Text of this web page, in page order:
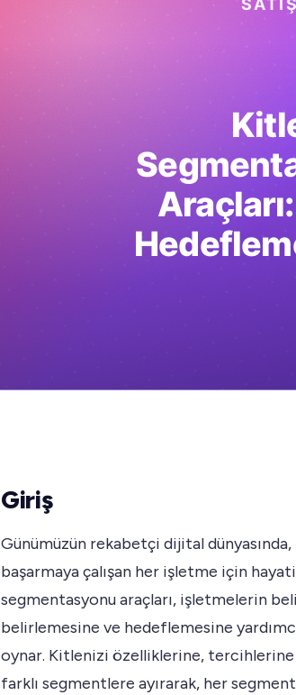
Giriş
Günümüzün rekabetçi dijital
başarmaya çalışan her işletme için
segmentasyonu araçları, işletmelerin
belirlemesine ve hedeflemesine
oynar. Kitlenizi özelliklerine, tercihlerine
farklı segmentlere ayırarak, her